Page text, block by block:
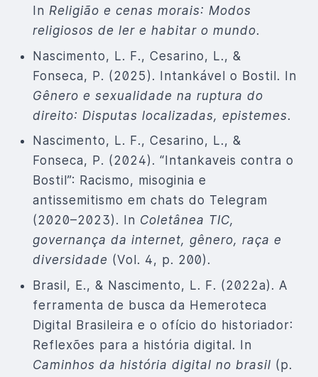
In Religião e cenas morais: Modos
religiosos de ler e habitar o mundo.
Nascimento, L. F., Cesarino, L., &
Fonseca, P. (2025). Intankável o Bostil. In
Gênero e sexualidade na ruptura do
direito: Disputas localizadas, epistemes.
Nascimento, L. F., Cesarino, L., &
Fonseca, P. (2024). “Intankaveis contra o
Bostil”: Racismo, misoginia e
antissemitismo em chats do Telegram
(2020–2023). In Coletânea TIC,
governança da internet, gênero, raça e
diversidade (Vol. 4, p. 200).
Brasil, E., & Nascimento, L. F. (2022a). A
ferramenta de busca da Hemeroteca
Digital Brasileira e o ofício do historiador:
Reflexões para a história digital. In
Caminhos da história digital no brasil (p.